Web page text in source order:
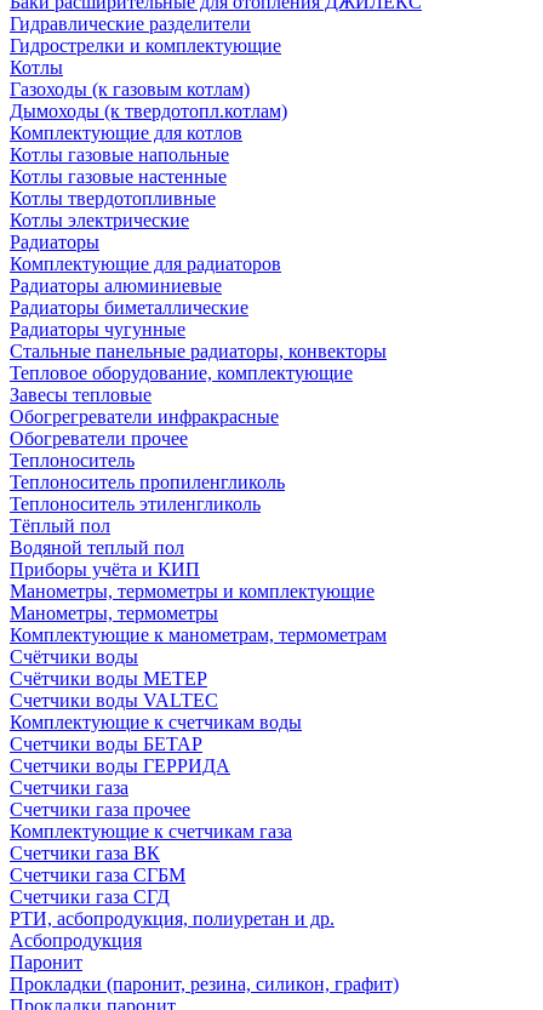
Гидравлические разделители
Гидрострелки и комплектующие
Котлы
Газоходы (к газовым котлам)
Дымоходы (к твердотопл.котлам)
Комплектующие для котлов
Котлы газовые напольные
Котлы газовые настенные
Котлы твердотопливные
Котлы электрические
Радиаторы
Комплектующие для радиаторов
Радиаторы алюминиевые
Радиаторы биметаллические
Радиаторы чугунные
Стальные панельные радиаторы, конвекторы
Тепловое оборудование, комплектующие
Завесы тепловые
Обогрегреватели инфракрасные
Обогреватели прочее
Теплоноситель
Теплоноситель пропиленгликоль
Теплоноситель этиленгликоль
Тёплый пол
Водяной теплый пол
Приборы учёта и КИП
Манометры, термометры и комплектующие
Манометры, термометры
Комплектующие к манометрам, термометрам
Счётчики воды
Счётчики воды МЕТЕР
Счетчики воды VALTEC
Комплектующие к счетчикам воды
Счетчики воды БЕТАР
Счетчики воды ГЕРРИДА
Счетчики газа
Счетчики газа прочее
Комплектующие к счетчикам газа
Счетчики газа ВК
Счетчики газа СГБМ
Счетчики газа СГД
РТИ, асбопродукция, полиуретан и др.
Асбопродукция
Паронит
Прокладки (паронит, резина, силикон, графит)
Прокладки паронит